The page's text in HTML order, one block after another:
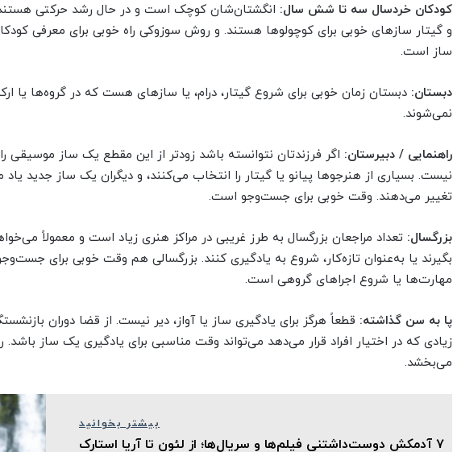
کودکان خردسال سه تا شش سال: انگشتان‌شان کوچک است و در حال رشد حرکتی هستند.
و گیتار سازهای خوبی برای کوچولوها هستند. و روش سوزوکی راه خوبی برای معرفی
ساز است.
دبستان: دبستان زمان خوبی برای شروع گیتار، درام، یا سازهای هست که در گروه‌ها یا
نمی‌شوند.
راهنمایی / دبیرستان: اگر فرزندتان نتوانسته باشد زودتر از این مقطع یک ساز موسیقی
نیست. بسیاری از هنرجوها پیانو یا گیتار را انتخاب می‌کنند، و دیگران یک ساز جدید یاد
تغییر می‌دهند. وقت خوبی برای جست‌وجو است.
بزرگسال: تعداد مراجعان بزرگسال به طرز غریبی در مراکز هنری زیاد است و معمولاً
بگیرند یا به‌عنوان تازه‌کار، شروع به یادگیری کنند. بزرگسالی هم وقت خوبی برای
مهارت‌ها یا شروع اجراهای گروهی است.
پا به سن گذاشته: قطعاً هرگز برای یادگیری ساز یا آواز، دیر نیست. از قضا دوران
زیادی که در اختیار افراد قرار می‌دهد می‌تواند وقت مناسبی برای یادگیری یک ساز باشد.
می‌بخشد.
بیشتر بخوانید
۷ آدمکش دوست‌داشتنی فیلم‌ها و سریال‌ها؛ از لئون تا آریا استارک